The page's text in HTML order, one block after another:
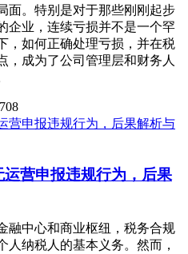
面。特别是对于那些刚刚起步
企业，连续亏损并不是一个罕
，如何正确处理亏损，并在税
，成为了公司管理层和财务人
营申报违规行为，后果
融中心和商业枢纽，税务合规
人纳税人的基本义务。然而，